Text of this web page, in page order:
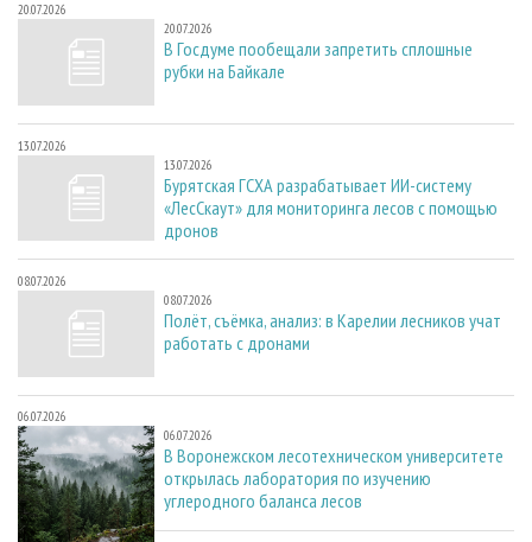
20.07.2026
20.07.2026
В Госдуме пообещали запретить сплошные
рубки на Байкале
13.07.2026
13.07.2026
Бурятская ГСХА разрабатывает ИИ-систему
«ЛесСкаут» для мониторинга лесов с помощью
дронов
08.07.2026
08.07.2026
Полёт, съёмка, анализ: в Карелии лесников учат
работать с дронами
06.07.2026
06.07.2026
В Воронежском лесотехническом университете
открылась лаборатория по изучению
углеродного баланса лесов